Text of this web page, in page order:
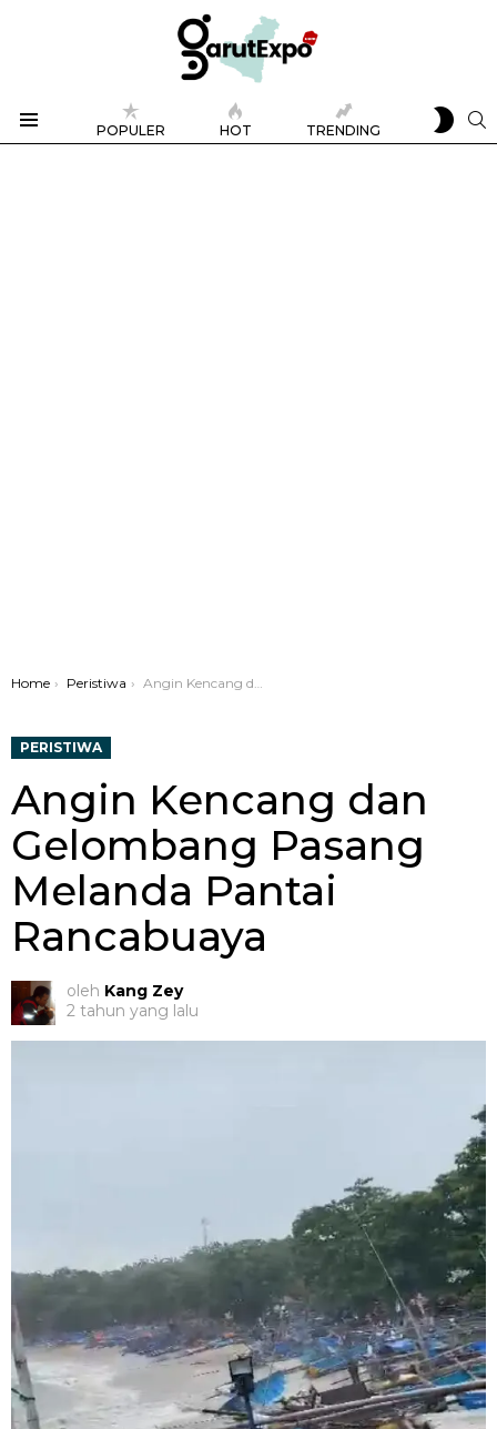
POPULER HOT TRENDING
SKIN
You are here:
Home Peristiwa Angin Kencang dan Gelombang Pasang Melanda Pantai Rancabuaya
PERISTIWA
Angin Kencang dan
Gelombang Pasang
Melanda Pantai
Rancabuaya
oleh Kang Zey
2 tahun yang lalu